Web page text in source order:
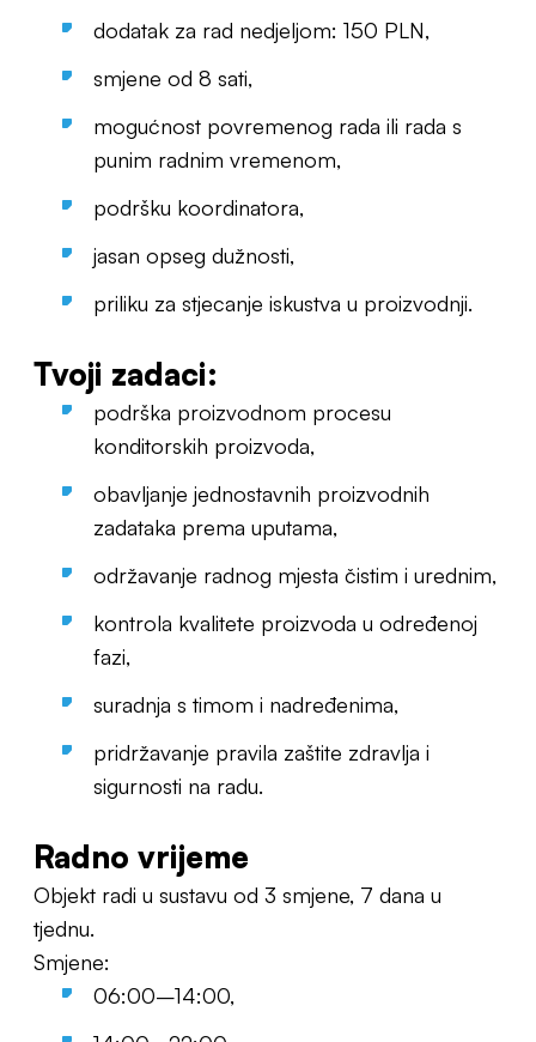
dodatak za rad nedjeljom: 150 PLN,
smjene od 8 sati,
mogućnost povremenog rada ili rada s
punim radnim vremenom,
podršku koordinatora,
jasan opseg dužnosti,
priliku za stjecanje iskustva u proizvodnji.
Tvoji zadaci:
podrška proizvodnom procesu
konditorskih proizvoda,
obavljanje jednostavnih proizvodnih
zadataka prema uputama,
održavanje radnog mjesta čistim i urednim,
kontrola kvalitete proizvoda u određenoj
fazi,
suradnja s timom i nadređenima,
pridržavanje pravila zaštite zdravlja i
sigurnosti na radu.
Radno vrijeme
Objekt radi u sustavu od 3 smjene, 7 dana u
tjednu.
Smjene:
06:00–14:00,